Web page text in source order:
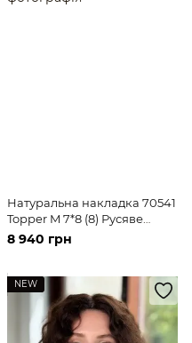
Натуральна накладка 70541
Topper M 7*8 (8) Русяве
волосся середньої довжини
8 940 грн
NEW